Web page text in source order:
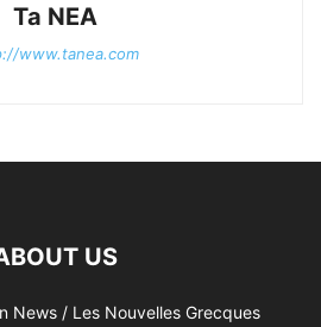
Ta NEA
www.tanea.com
US
News / Les Nouvelles Grecques